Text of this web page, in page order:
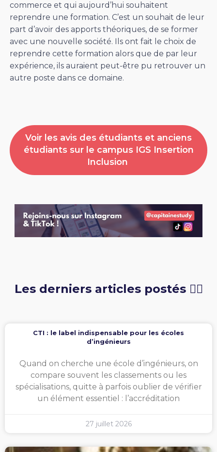
commerce et qui aujourd’hui souhaitent
reprendre une formation. C’est un souhait de leur
part d’avoir des apports théoriques, de se former
avec une nouvelle société. Ils ont fait le choix de
reprendre cette formation alors que de par leur
expérience, ils auraient peut-être pu retrouver un
autre poste dans ce domaine.
Voir les avis des étudiants et anciens
étudiants sur le campus IGS Insertion
Inclusion
Les derniers articles postés 👇🏻
CTI : le label indispensable pour les écoles
d’ingénieurs
Quand on cherche une école d’ingénieurs, on
compare souvent les classements ou les
spécialisations, quitte à parfois oublier de vérifier
un élément essentiel : l’accréditation
27 juillet 2026